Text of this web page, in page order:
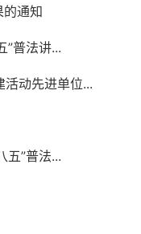
的通知
”普法讲...
动先进单位...
五”普法...